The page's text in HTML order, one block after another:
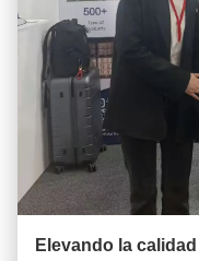
Elevando la